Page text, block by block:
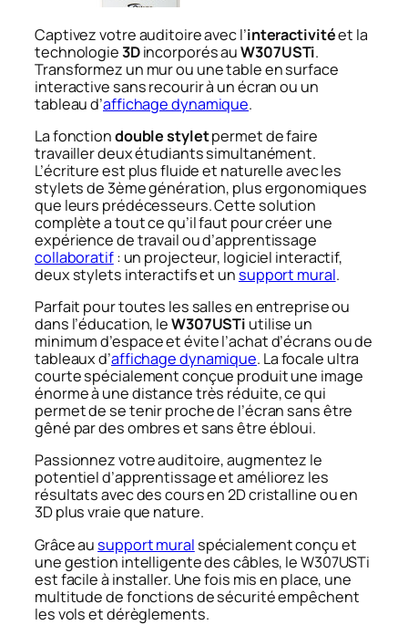
Captivez votre auditoire avec l’interactivitéet la
technologie3Dincorporés auW307USTi.
Transformez un mur ou une table en surface
interactive sans recourir à un écran ou un
tableau d’affichage dynamique.
La fonctiondouble styletpermet de faire
travailler deux étudiants simultanément.
L’écriture est plus fluide et naturelle avec les
stylets de 3ème génération, plus ergonomiques
que leurs prédécesseurs. Cette solution
complète a tout ce qu’il faut pour créer une
expérience de travail ou d’apprentissage
collaboratif: un projecteur, logiciel interactif,
deux stylets interactifs et un support mural.
Parfait pour toutes les salles en entreprise ou
dans l’éducation, leW307USTi utilise un
minimum d’espace et évite l’achat d’écrans ou de
tableaux d’affichage dynamique. La focale ultra
courte spécialement conçue produit une image
énorme à une distance très réduite, ce qui
permet de se tenir proche de l’écran sans être
gêné par des ombres et sans être ébloui.
Passionnez votre auditoire, augmentez le
potentiel d’apprentissage et améliorez les
résultats avec des cours en 2D cristalline ou en
3D plus vraie que nature.
Grâce au support mural spécialement conçu et
une gestion intelligente des câbles, le W307USTi
est facile à installer. Une fois mis en place, une
multitude de fonctions de sécurité empêchent
les vols et dérèglements.